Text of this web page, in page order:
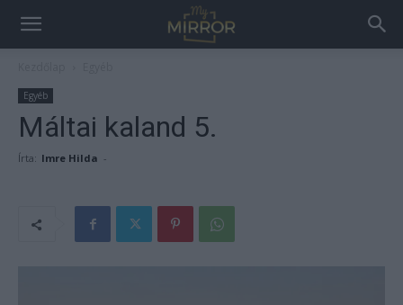
Egyéb
Máltai kaland 5.
Írta: Imre Hilda -